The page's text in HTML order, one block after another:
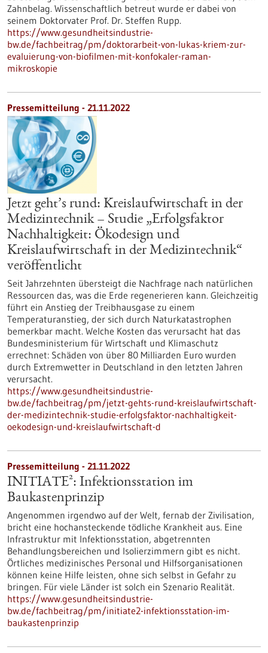
Zahnbelag. Wissenschaftlich betreut wurde er dabei von
seinem Doktorvater Prof. Dr. Steffen Rupp.
https://www.gesundheitsindustrie-
bw.de/fachbeitrag/pm/doktorarbeit-von-lukas-kriem-zur-
evaluierung-von-biofilmen-mit-konfokaler-raman-
mikroskopie
Pressemitteilung - 21.11.2022
Jetzt geht’s rund: Kreislaufwirtschaft in der
Medizintechnik – Studie „Erfolgsfaktor
Nachhaltigkeit: Ökodesign und
Kreislaufwirtschaft in der Medizintechnik“
veröffentlicht
Seit Jahrzehnten übersteigt die Nachfrage nach natürlichen
Ressourcen das, was die Erde regenerieren kann. Gleichzeitig
führt ein Anstieg der Treibhausgase zu einem
Temperaturanstieg, der sich durch Naturkatastrophen
bemerkbar macht. Welche Kosten das verursacht hat das
Bundesministerium für Wirtschaft und Klimaschutz
errechnet: Schäden von über 80 Milliarden Euro wurden
durch Extremwetter in Deutschland in den letzten Jahren
verursacht.
https://www.gesundheitsindustrie-
bw.de/fachbeitrag/pm/jetzt-gehts-rund-kreislaufwirtschaft-
der-medizintechnik-studie-erfolgsfaktor-nachhaltigkeit-
oekodesign-und-kreislaufwirtschaft-d
Pressemitteilung - 21.11.2022
INITIATE²: Infektionsstation im
Baukastenprinzip
Angenommen irgendwo auf der Welt, fernab der Zivilisation,
bricht eine hochansteckende tödliche Krankheit aus. Eine
Infrastruktur mit Infektionsstation, abgetrennten
Behandlungsbereichen und Isolierzimmern gibt es nicht.
Örtliches medizinisches Personal und Hilfsorganisationen
können keine Hilfe leisten, ohne sich selbst in Gefahr zu
bringen. Für viele Länder ist solch ein Szenario Realität.
https://www.gesundheitsindustrie-
bw.de/fachbeitrag/pm/initiate2-infektionsstation-im-
baukastenprinzip